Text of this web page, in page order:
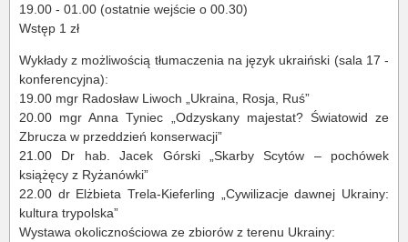
19.00 - 01.00 (ostatnie wejście o 00.30)
Wstęp 1 zł
Wykłady z możliwością tłumaczenia na język ukraiński (sala 17 -
konferencyjna):
19.00 mgr Radosław Liwoch „Ukraina, Rosja, Ruś”
20.00 mgr Anna Tyniec „Odzyskany majestat? Światowid ze
Zbrucza w przeddzień konserwacji”
21.00 Dr hab. Jacek Górski „Skarby Scytów – pochówek
książęcy z Ryżanówki”
22.00 dr Elżbieta Trela-Kieferling „Cywilizacje dawnej Ukrainy:
kultura trypolska”
Wystawa okolicznościowa ze zbiorów z terenu Ukrainy: